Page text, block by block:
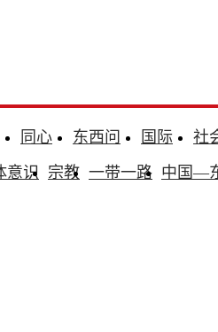
同心 东西问 国际
社
意识 宗教 一带一路 中国—